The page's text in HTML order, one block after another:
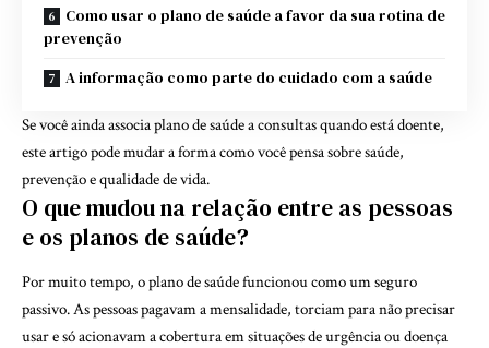
Como usar o plano de saúde a favor da sua rotina de
prevenção
A informação como parte do cuidado com a saúde
Se você ainda associa plano de saúde a consultas quando está doente,
este artigo pode mudar a forma como você pensa sobre saúde,
prevenção e qualidade de vida.
O que mudou na relação entre as pessoas
e os planos de saúde?
Por muito tempo, o plano de saúde funcionou como um seguro
passivo. As pessoas pagavam a mensalidade, torciam para não precisar
usar e só acionavam a cobertura em situações de urgência ou doença